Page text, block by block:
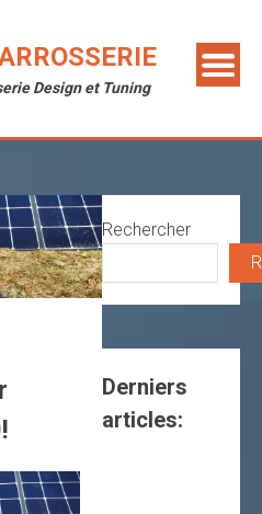
Design et Tuning
Rechercher
Derniers
articles: